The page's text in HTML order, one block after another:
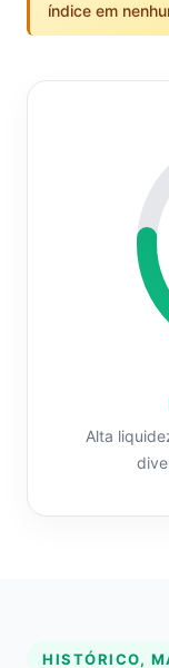
índice em
Alta
HISTÓRICO,